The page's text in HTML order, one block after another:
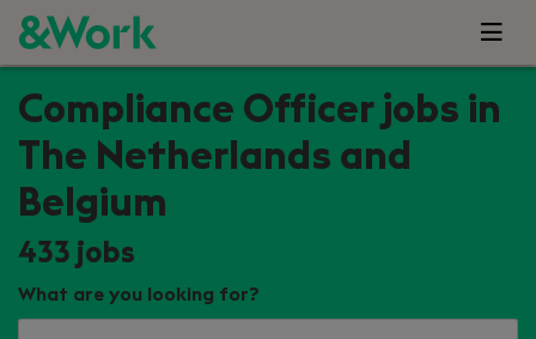
Compliance Officer jobs in
The Netherlands and
Belgium
433 jobs
What are you looking for?